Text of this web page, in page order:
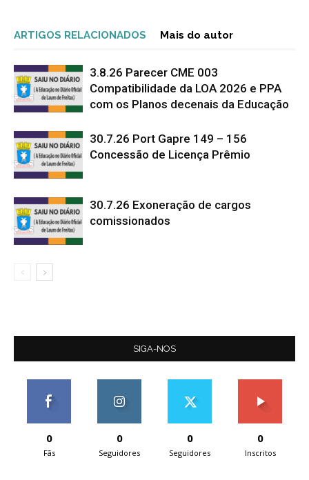
ARTIGOS RELACIONADOS Mais do autor
3.8.26 Parecer CME 003
Compatibilidade da LOA 2026 e PPA
com os Planos decenais da Educação
30.7.26 Port Gapre 149 – 156
Concessão de Licença Prêmio
30.7.26 Exoneração de cargos
comissionados
SIGA-NOS
0
Fãs
0
Seguidores
0
Seguidores
0
Inscritos